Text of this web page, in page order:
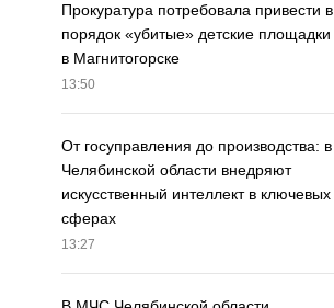
Прокуратура потребовала привести в
порядок «убитые» детские площадки
в Магнитогорске
13:50
От госуправления до производства: в
Челябинской области внедряют
искусственный интеллект в ключевых
сферах
13:27